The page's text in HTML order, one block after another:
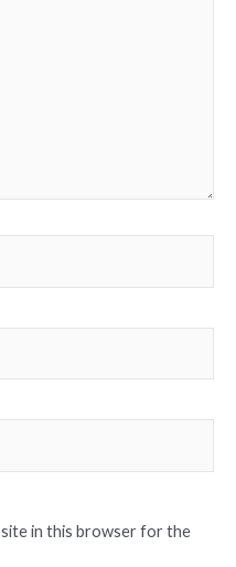
in this browser for the